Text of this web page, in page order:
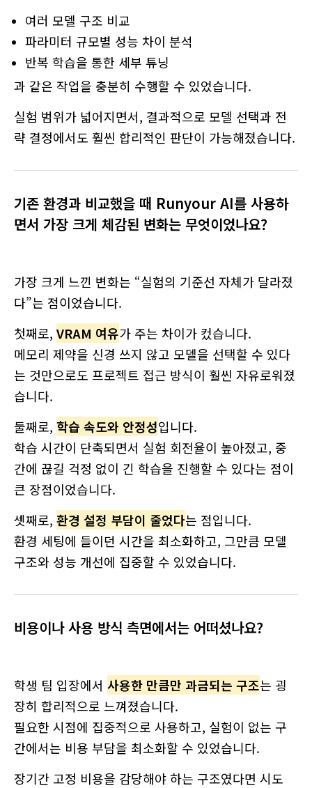
여러 모델 구조 비교
파라미터 규모별 성능 차이 분석
반복 학습을 통한 세부 튜닝
과 같은 작업을 충분히 수행할 수 있었습니다.
실험 범위가 넓어지면서, 결과적으로 모델 선택과 전
략 결정에서도 훨씬 합리적인 판단이 가능해졌습니다.
기존 환경과 비교했을 때 Runyour AI를 사용하
면서 가장 크게 체감된 변화는 무엇이었나요?
가장 크게 느낀 변화는 “실험의 기준선 자체가 달라졌
다”는 점이었습니다.
첫째로, VRAM 여유가 주는 차이가 컸습니다.
메모리 제약을 신경 쓰지 않고 모델을 선택할 수 있다
는 것만으로도 프로젝트 접근 방식이 훨씬 자유로워졌
습니다.
둘째로, 학습 속도와 안정성입니다.
학습 시간이 단축되면서 실험 회전율이 높아졌고, 중
간에 끊길 걱정 없이 긴 학습을 진행할 수 있다는 점이
큰 장점이었습니다.
셋째로, 환경 설정 부담이 줄었다는 점입니다.
환경 세팅에 들이던 시간을 최소화하고, 그만큼 모델
구조와 성능 개선에 집중할 수 있었습니다.
비용이나 사용 방식 측면에서는 어떠셨나요?
학생 팀 입장에서 사용한 만큼만 과금되는 구조는 굉
장히 합리적으로 느껴졌습니다.
필요한 시점에 집중적으로 사용하고, 실험이 없는 구
간에서는 비용 부담을 최소화할 수 있었습니다.
장기간 고정 비용을 감당해야 하는 구조였다면 시도